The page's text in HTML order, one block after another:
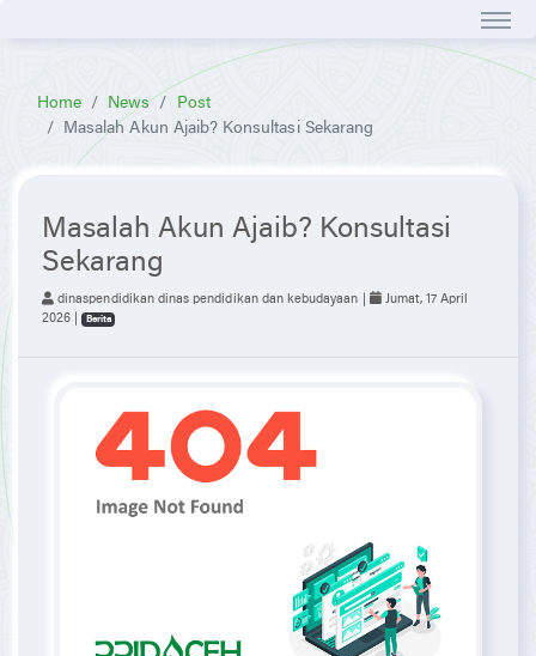
Home News
Post
Masalah Akun Ajaib? Konsultasi Sekarang
Masalah Akun Ajaib? Konsultasi
Sekarang
dinaspendidikan dinas pendidikan dan kebudayaan |
Jumat, 17 April
2026 | Berita